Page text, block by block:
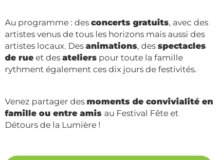
Au programme : des concerts gratuits, avec des
artistes venus de tous les horizons mais aussi des
artistes locaux. Des animations, des spectacles
de rue et des ateliers pour toute la famille
rythment également ces dix jours de festivités.
Venez partager des moments de convivialité en
famille ou entre amis au Festival Fête et
Détours de la Lumière !